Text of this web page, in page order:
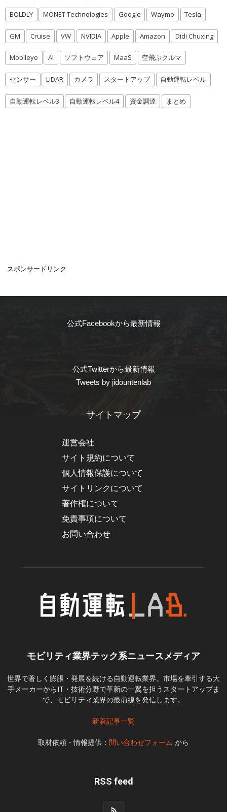
BOLDLY MONET Technologies Google Waymo Tesla
GM Cruise VW NVIDIA Apple Amazon Didi Chuxing
Mobileye AI ソフトウェア MaaS 空飛ぶクルマ
センサー LiDAR カメラ スタートアップ 自動運転レベル
自動運転レベル3 自動運転レベル4 資金調達 まとめ
スポンサードリンク
公式Facebookから最新情報
公式Twitterから最新情報
Tweets by jidountenlab
サイトマップ
運営会社
サイト規約について
個人情報保護について
サイトリンクについて
著作権について
免責事項について
お問い合わせ
モビリティ業界テック系ニュースメディア
世界で著しく膨脹・発展を続ける自動運転業界。市場を牽引する大
手メーカーからIT・技術分野で革新の一翼を担うスタートアップま
で、モビリティ業界の最前線を発信します。
新着記事一覧
取材依頼・情報提供： 問い合わせフォーム から
RSS feed